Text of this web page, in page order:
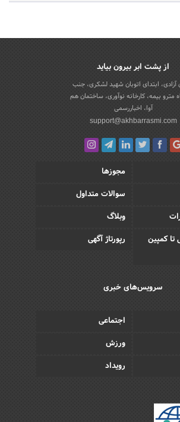
از پشت ابر بیرون بیاید
آزادی، ابتدای اتوبان شهید لشکری، جنب
مترو بیمه، کارخانه نوآوری، ساختمان هم
آوا، اخباررسمی
support@akhbarrasmi.com
مجوزها
سوالات متداول
وبلاگ
تا کمپین
رپورتاژ آگهی
سرویس‌های خبری
اجتماعی
ورزش
رویداد